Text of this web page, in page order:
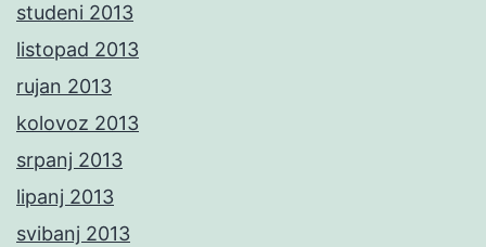
studeni 2013
listopad 2013
rujan 2013
kolovoz 2013
srpanj 2013
lipanj 2013
svibanj 2013